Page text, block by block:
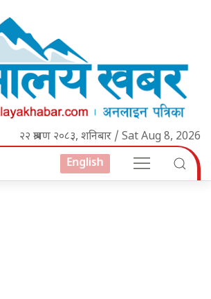
२२ श्रावण २०८३, शनिबार / Sat Aug 8, 2026
English